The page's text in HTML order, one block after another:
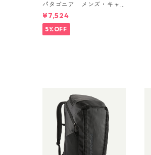
パタゴニア メンズ・キャ
プリーン・クール・デイリ
ー・シャツ（メンズ・キャ
プリーン・クール・デイリ
ー・シャツ（グレート・ウ
¥7,524
5%OFF